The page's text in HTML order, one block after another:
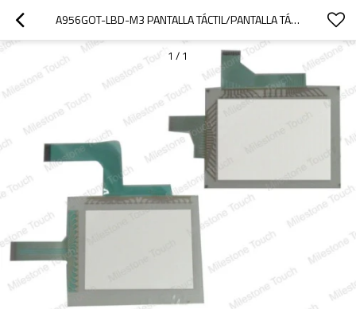
A956GOT-LBD-M3 PANTALLA TÁCTIL/PANTALLA TÁCTIL A956GOT-LBD-M3
1 / 1